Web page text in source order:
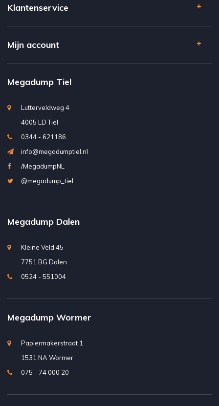
Klantenservice
Mijn account
Megadump Tiel
Lutterveldweg 4
4005 LD Tiel
0344 - 621186
info@megadumptiel.nl
/MegadumpNL
@megadump_tiel
Megadump Dalen
Kleine Veld 45
7751 BG Dalen
0524 - 551004
Megadump Wormer
Papiermakerstraat 1
1531 NA Wormer
075 - 74 000 20